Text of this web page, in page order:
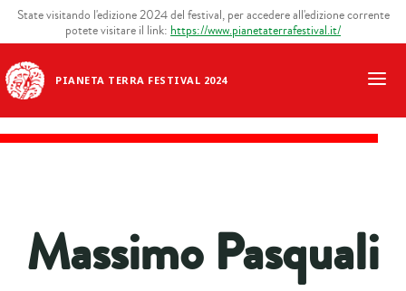
PIANETA TERRA FESTIVAL 2024
State visitando l'edizione 2024 del festival, per accedere all'edizione corrente
potete visitare il link: https://www.pianetaterrafestival.it/
Massimo Pasquali